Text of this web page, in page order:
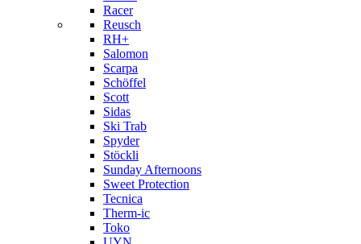
Racer
Reusch
RH+
Salomon
Scarpa
Schöffel
Scott
Sidas
Ski Trab
Spyder
Stöckli
Sunday Afternoons
Sweet Protection
Tecnica
Therm-ic
Toko